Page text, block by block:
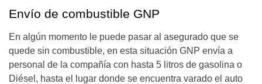
Envío de combustible GNP
En algún momento le puede pasar al asegurado que se
quede sin combustible, en esta situación GNP envía a
personal de la compañía con hasta 5 litros de gasolina o
Diésel, hasta el lugar donde se encuentra varado el auto